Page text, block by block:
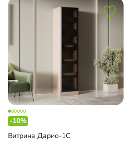
-10%
Витрина Дарио-1С